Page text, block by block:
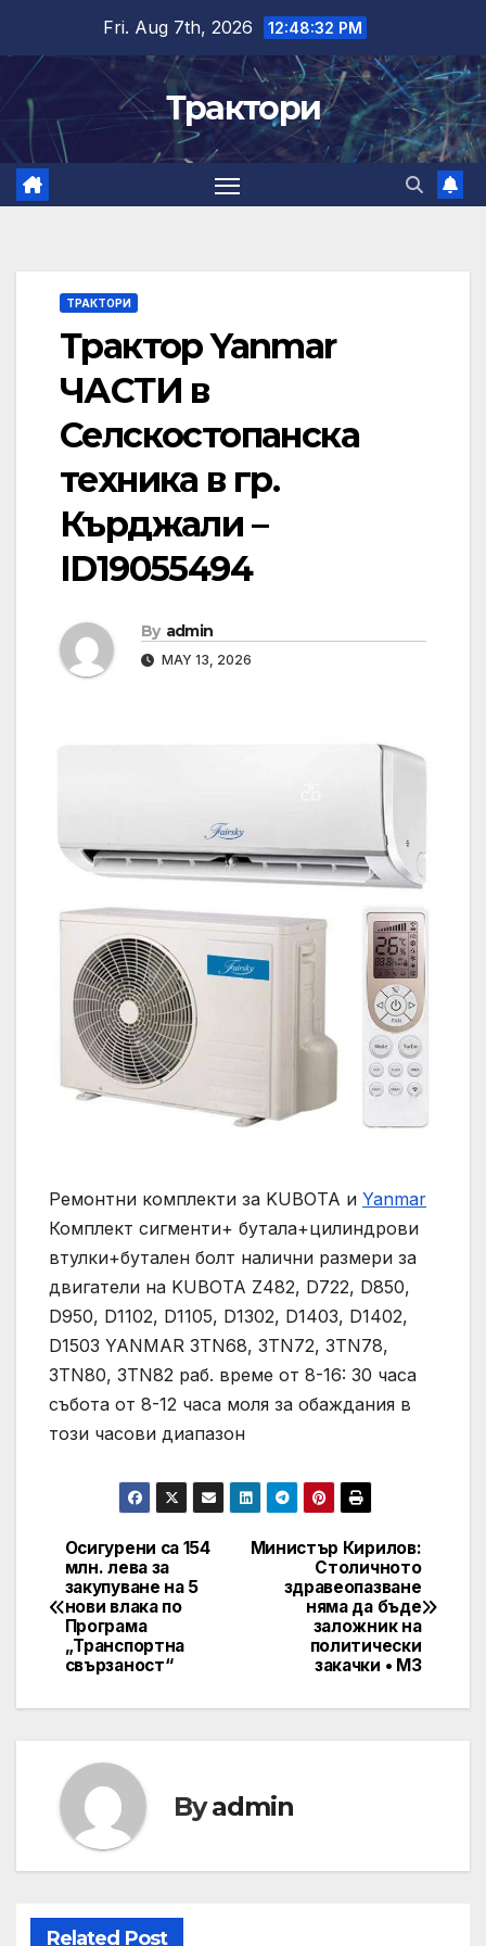
content
Fri. Aug 7th, 2026 12:48:32 PM
Трактори
ТРАКТОРИ
Трактор Yanmar
ЧАСТИ в
Селскостопанска
техника в гр.
Кърджали –
ID19055494
By admin
MAY 13, 2026
Ремонтни комплекти за KUBOTA и Yanmar
Комплект сигменти+ бутала+цилиндрови
втулки+бутален болт налични размери за
двигатели на KUBOTA Z482, D722, D850,
D950, D1102, D1105, D1302, D1403, D1402,
D1503 YANMAR 3TN68, 3TN72, 3TN78,
3TN80, 3TN82 раб. време от 8-16: 30 часа
събота от 8-12 часа моля за обаждания в
този часови диапазон
Post
navigation
Министър Кирилов:
Столичното
здравеопазване
няма да бъде
заложник на
политически
закачки • МЗ
Осигурени са 154
млн. лева за
закупуване на 5
нови влака по
Програма
„Транспортна
свързаност“
Byadmin
Related Post